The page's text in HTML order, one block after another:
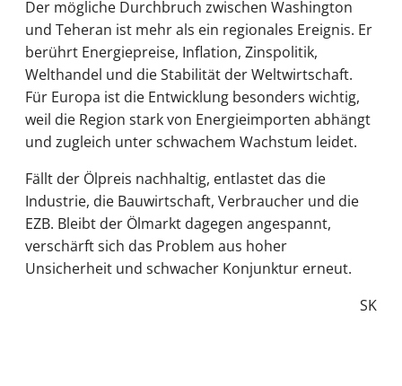
Der mögliche Durchbruch zwischen Washington
und Teheran ist mehr als ein regionales Ereignis. Er
berührt Energiepreise, Inflation, Zinspolitik,
Welthandel und die Stabilität der Weltwirtschaft.
Für Europa ist die Entwicklung besonders wichtig,
weil die Region stark von Energieimporten abhängt
und zugleich unter schwachem Wachstum leidet.
Fällt der Ölpreis nachhaltig, entlastet das die
Industrie, die Bauwirtschaft, Verbraucher und die
EZB. Bleibt der Ölmarkt dagegen angespannt,
verschärft sich das Problem aus hoher
Unsicherheit und schwacher Konjunktur erneut.
SK